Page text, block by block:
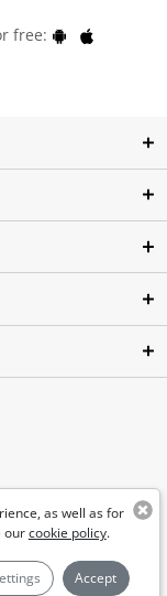
free:
as well as for
ourcookie policy.
Accept